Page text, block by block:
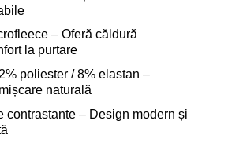
– Oferă căldură
la purtare
poliester / 8% elastan –
naturală
contrastante – Design modern și